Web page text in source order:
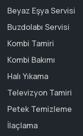
Beyaz Eşya Servisi
Buzdolabı Servisi
Kombi Tamiri
Kombi Bakımı
Halı Yıkama
Televizyon Tamiri
Petek Temizleme
İlaçlama